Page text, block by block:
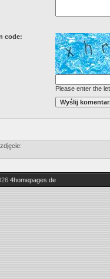
code:
Please enter the
4homepages.de